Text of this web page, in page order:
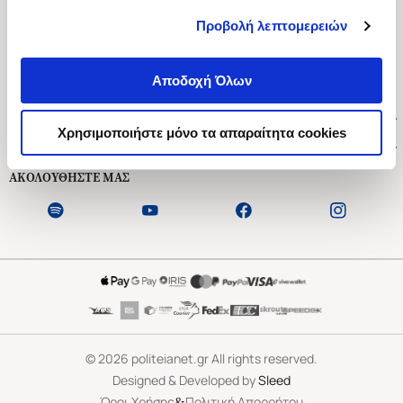
Προβολή λεπτομερειών
Αποδοχή Όλων
Χρησιμοποιήστε μόνο τα απαραίτητα cookies
Ασκληπιού 1-3, Αθήνα 106 79
Δευτέρα - Παρασκευή 09:00-21:00
Εξυπηρέτηση Πελατών
ΑΚΟΛΟΥΘΗΣΤΕ ΜΑΣ
©2026 politeianet.gr All rights reserved.
Designed & Developed bySleed